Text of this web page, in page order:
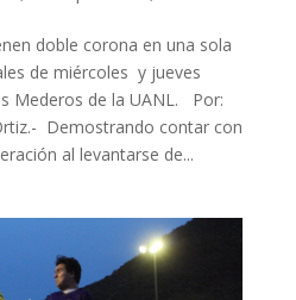
doble corona en una sola
de miércoles y jueves
Mederos de la UANL. Por:
Demostrando contar con
al levantarse de...